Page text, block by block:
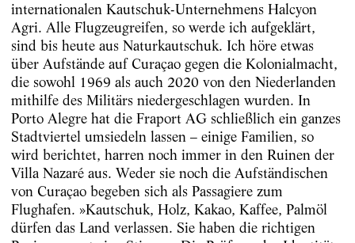
internationalen Kautschuk-Unternehmens Halcyon
Agri. Alle Flugzeugreifen, so werde ich aufgeklärt,
sind bis heute aus Naturkautschuk. Ich höre etwas
über Aufstände auf Curaçao gegen die Kolonialmacht,
die sowohl 1969 als auch 2020 von den Niederlanden
mithilfe des Militärs niedergeschlagen wurden. In
Porto Alegre hat die Fraport AG schließlich ein ganzes
Stadtviertel umsiedeln lassen – einige Familien, so
wird berichtet, harren noch immer in den Ruinen der
Villa Nazaré aus. Weder sie noch die Aufständischen
von Curaçao begeben sich als Passagiere zum
Flughafen. »Kautschuk, Holz, Kakao, Kaffee, Palmöl
dürfen das Land verlassen. Sie haben die richtigen